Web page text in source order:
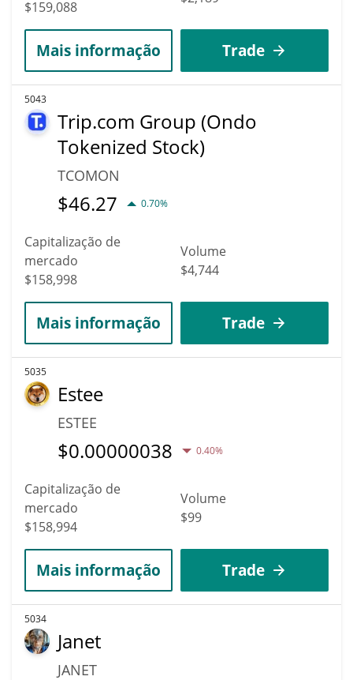
$159,088
Mais informação Trade
5043
Trip.com Group (Ondo
Tokenized Stock)
TCOMON
$46.27 0.70%
Capitalização de
mercado
$158,998
Volume
$4,744
Mais informação Trade
5035
Estee
ESTEE
$0.00000038 0.40%
Capitalização de
mercado
$158,994
Volume
$99
Mais informação Trade
5034
Janet
JANET